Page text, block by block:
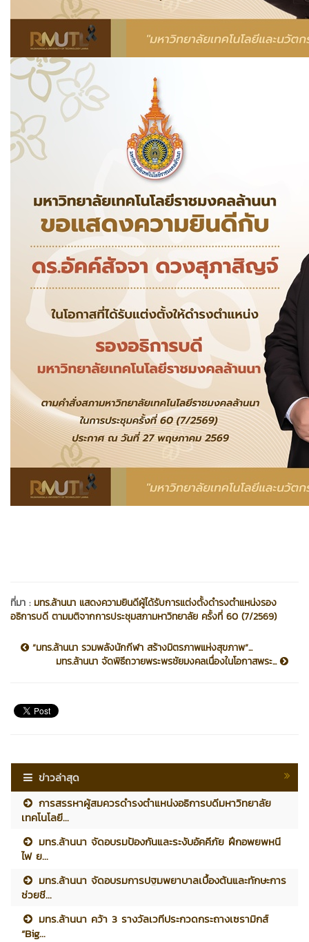
ที่มา : มทร.ล้านนา แสดงความยินดีผู้ได้รับการแต่งตั้งดำรงตำแหน่งรอง
อธิการบดี ตามมติจากการประชุมสภามหาวิทยาลัย ครั้งที่ 60 (7/2569)
“มทร.ล้านนา รวมพลังนักกีฬา สร้างมิตรภาพแห่งสุขภาพ”...
มทร.ล้านนา จัดพิธีถวายพระพรชัยมงคลเนื่องในโอกาสพระ...
ข่าวล่าสุด
การสรรหาผู้สมควรดำรงตำแหน่งอธิการบดีมหาวิทยาลัย
เทคโนโลยี...
มทร.ล้านนา จัดอบรมป้องกันและระงับอัคคีภัย ฝึกอพยพหนี
ไฟ ย...
มทร.ล้านนา จัดอบรมการปฐมพยาบาลเบื้องต้นและทักษะการ
ช่วยชี...
มทร.ล้านนา คว้า 3 รางวัลเวทีประกวดกระถางเซรามิกส์
“Big...